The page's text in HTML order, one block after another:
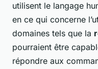
utilisent le langage
en ce qui concerne
domaines tels que la
pourraient être
répondre aux